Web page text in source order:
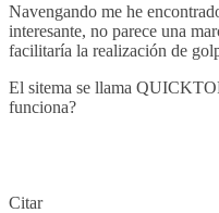
Navengando me he
interesante, no parece una
facilitaría la realización de
El sitema se llama
funciona?
Citar